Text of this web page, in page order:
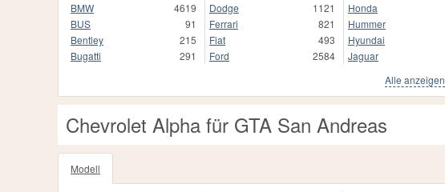
BMW
4619
BUS
91
Bentley
215
Bugatti
291
Dodge
1121
Ferrari
821
Fiat
493
Ford
2584
Honda
Hummer
Hyundai
Jaguar
Alle anzeigen
Chevrolet Alpha für GTA San Andreas
Modell